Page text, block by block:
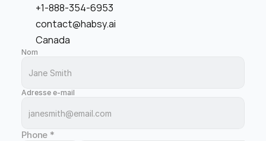
+1-888-354-6953
contact@habsy.ai
Canada
Nom
Adresse e-mail
Phone *